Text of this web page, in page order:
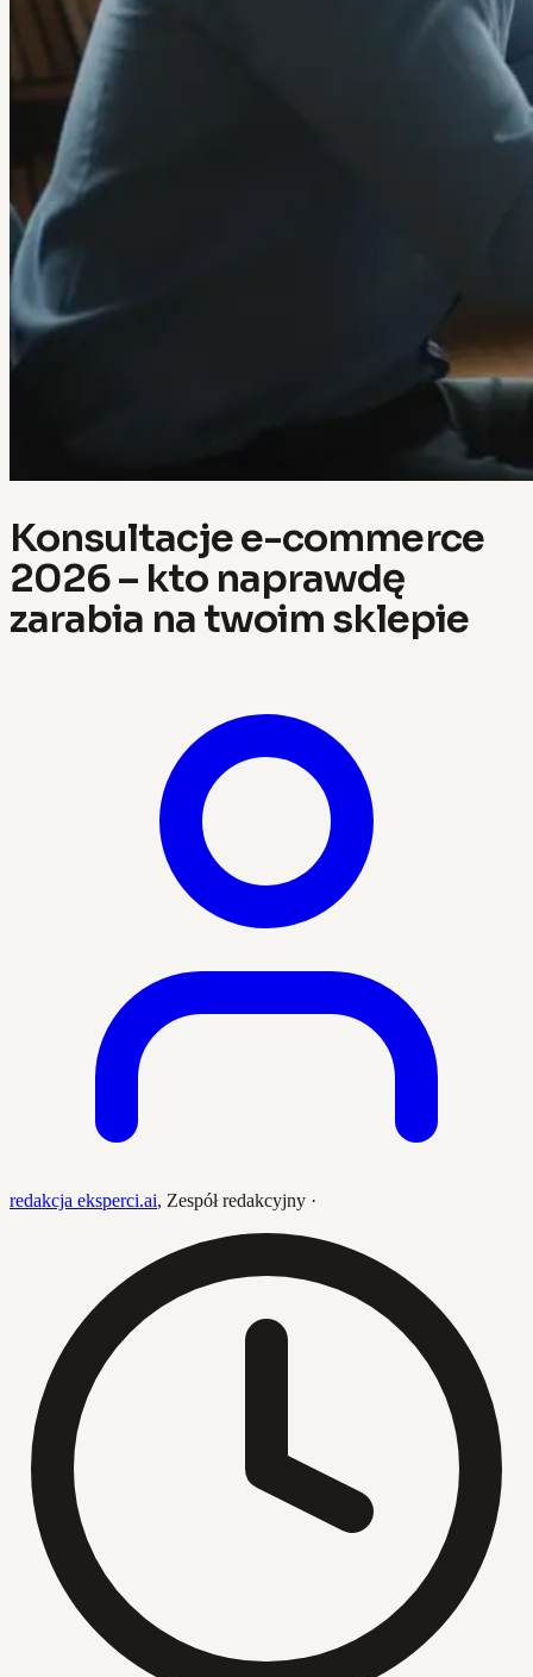
Konsultacje e-commerce
2026 – kto naprawdę
zarabia na twoim sklepie
redakcja eksperci.ai, Zespół redakcyjny ·